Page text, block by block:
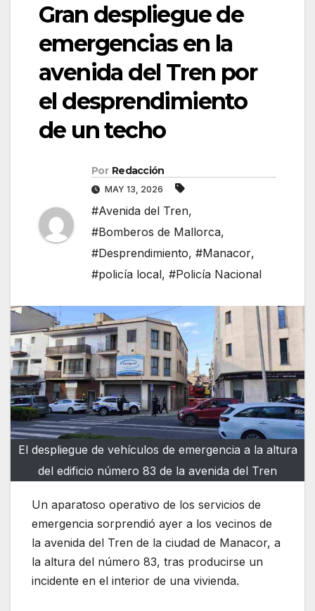
Gran despliegue de
emergencias en la
avenida del Tren por
el desprendimiento
de un techo
Por Redacción
MAY 13, 2026
#Avenida del Tren,
#Bomberos de Mallorca,
#Desprendimiento, #Manacor,
#policía local, #Policía Nacional
El despliegue de vehículos de emergencia a la altura
del edificio número 83 de la avenida del Tren
Un aparatoso operativo de los servicios de
emergencia sorprendió ayer a los vecinos de
la avenida del Tren de la ciudad de Manacor, a
la altura del número 83, tras producirse un
incidente en el interior de una vivienda.